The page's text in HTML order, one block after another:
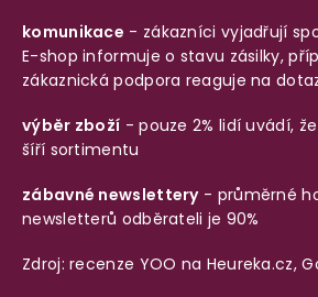
komunikace - zákazníci vyjadřují
E-shop informuje o stavu zásilky,
zákaznická podpora reaguje na
výběr zboží - pouze 2% lidí uvádí,
šíří sortimentu
zábavné newslettery- průměrné
newsletterů odběrateli je 90%
Zdroj: recenze YOO na Heureka.cz,